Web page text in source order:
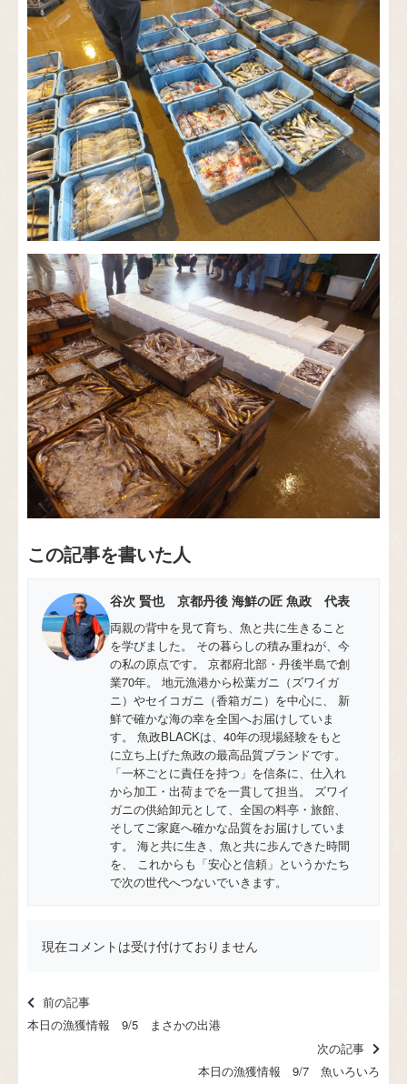
この記事を書いた人
谷次 賢也 京都丹後 海鮮の匠 魚政 代表
両親の背中を見て育ち、魚と共に生きること
を学びました。 その暮らしの積み重ねが、今
の私の原点です。 京都府北部・丹後半島で創
業70年。 地元漁港から松葉ガニ（ズワイガ
ニ）やセイコガニ（香箱ガニ）を中心に、 新
鮮で確かな海の幸を全国へお届けしていま
す。 魚政BLACKは、40年の現場経験をもと
に立ち上げた魚政の最高品質ブランドです。
「一杯ごとに責任を持つ」を信条に、仕入れ
から加工・出荷までを一貫して担当。 ズワイ
ガニの供給卸元として、全国の料亭・旅館、
そしてご家庭へ確かな品質をお届けしていま
す。 海と共に生き、魚と共に歩んできた時間
を、 これからも「安心と信頼」というかたち
で次の世代へつないでいきます。
現在コメントは受け付けておりません
前の記事
本日の漁獲情報 9/5 まさかの出港
次の記事
本日の漁獲情報 9/7 魚いろいろ